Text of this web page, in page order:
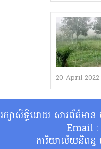
20-April-2022
រក្សាសិទ្ធិដោយ សារព័ត៌មា
Email
ការិយាល័យនិពន្ធ